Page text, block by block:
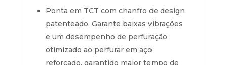
Ponta em TCT com chanfro de design
patenteado. Garante baixas vibrações
e um desempenho de perfuração
otimizado ao perfurar em aço
reforçado, garantido maior tempo de